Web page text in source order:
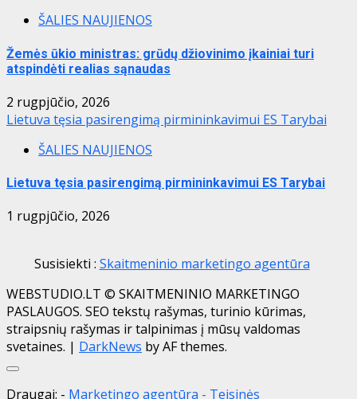
ŠALIES NAUJIENOS
Žemės ūkio ministras: grūdų džiovinimo įkainiai turi
atspindėti realias sąnaudas
2 rugpjūčio, 2026
Lietuva tęsia pasirengimą pirmininkavimui ES Tarybai
ŠALIES NAUJIENOS
Lietuva tęsia pasirengimą pirmininkavimui ES Tarybai
1 rugpjūčio, 2026
Susisiekti : Skaitmeninio marketingo agentūra
WEBSTUDIO.LT © SKAITMENINIO MARKETINGO
PASLAUGOS. SEO tekstų rašymas, turinio kūrimas,
straipsnių rašymas ir talpinimas į mūsų valdomas
svetaines. | DarkNews by AF themes.
Close
Draugai: - Marketingo agentūra - Teisinės